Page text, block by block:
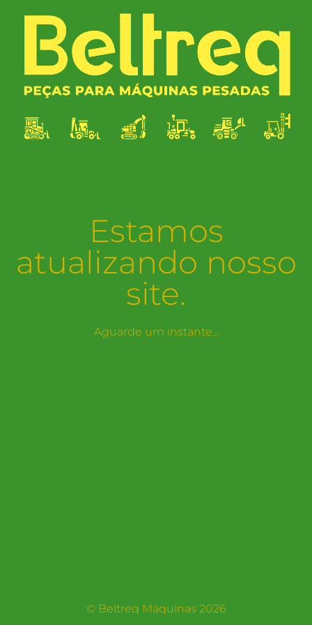
Estamos
atualizando nosso
site.
Aguarde um instante...
© Beltreq Máquinas 2026